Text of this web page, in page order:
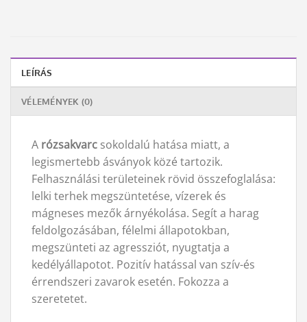
LEÍRÁS
VÉLEMÉNYEK (0)
A rózsakvarc sokoldalú hatása miatt, a
legismertebb ásványok közé tartozik.
Felhasználási területeinek rövid összefoglalása:
lelki terhek megszüntetése, vízerek és
mágneses mezők árnyékolása. Segít a harag
feldolgozásában, félelmi állapotokban,
megszünteti az agressziót, nyugtatja a
kedélyállapotot. Pozitív hatással van szív-és
érrendszeri zavarok esetén. Fokozza a
szeretetet.